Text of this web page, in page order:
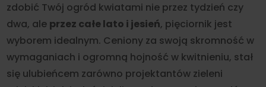
zdobić Twój ogród kwiatami nie przez tydzień czy
dwa, ale przez całe lato i jesień, pięciornik jest
wyborem idealnym. Ceniony za swoją skromność w
wymaganiach i ogromną hojność w kwitnieniu, stał
się ulubieńcem zarówno projektantów zieleni